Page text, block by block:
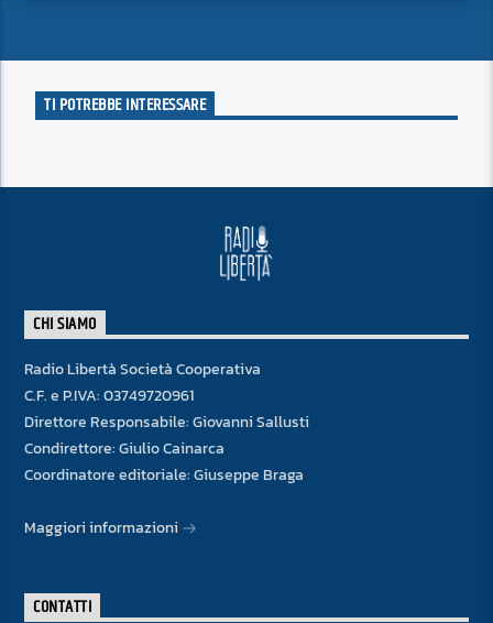
TI POTREBBE INTERESSARE
CHI SIAMO
Radio Libertà Società Cooperativa
C.F. e P.IVA: 03749720961
Direttore Responsabile: Giovanni Sallusti
Condirettore: Giulio Cainarca
Coordinatore editoriale: Giuseppe Braga
Maggiori informazioni
CONTATTI